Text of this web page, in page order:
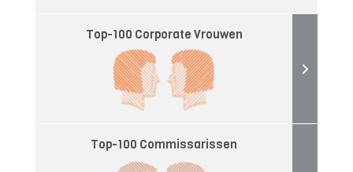
Top-100 Corporate Vrouwen
Top-100 Commissarissen